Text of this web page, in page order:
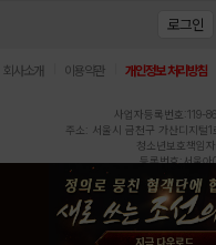
로그인
회사소개 이용약관 개인정보 처리방침
사업자등록번호:119-
주소: 서울시 금천구 가산디지
청소년보호책임
등록번호:서울
발행인:(주)스
헝그리앱의 콘텐츠 및 기사는 저작권
Copyright (c)